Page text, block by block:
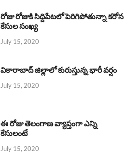
రోజు రోజుకి సిద్దిపేటలో పెరిగిపోతున్నా కరోన
కేసుల సంఖ్య
July 15, 2020
వికారాబాద్ జిల్లాలో కురుస్తున్న భారీ వర్షం
July 15, 2020
ఈ రోజు తెలంగాణ వ్యాప్తంగా ఎన్ని
కేసులంటే
July 15, 2020